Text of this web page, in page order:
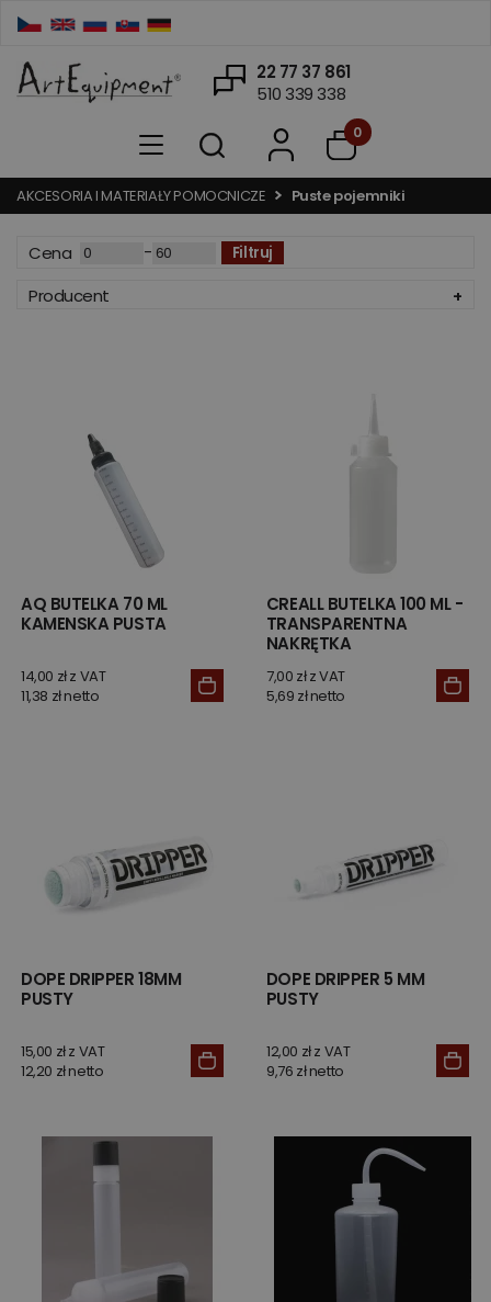
22 77 37 861
510 339 338
0
AKCESORIA I MATERIAŁY POMOCNICZE Puste pojemniki
Cena - Filtruj
Producent
AQ BUTELKA 70 ML
KAMENSKA PUSTA
14,00 zł z VAT
11,38 zł netto
CREALL BUTELKA 100 ML -
TRANSPARENTNA
NAKRĘTKA
7,00 zł z VAT
5,69 zł netto
DOPE DRIPPER 18MM
PUSTY
15,00 zł z VAT
12,20 zł netto
DOPE DRIPPER 5 MM
PUSTY
12,00 zł z VAT
9,76 zł netto